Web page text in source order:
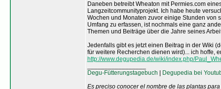
Daneben betreibt Wheaton mit Permies.com
Langzeitcommunityprojekt. Ich habe heute
Wochen und Monaten zuvor einige Stunden von
Umfang zu erfassen, ist nochmals eine ganz
Themen und Beiträge über die Jahre seines
Jedenfalls gibt es jetzt einen Beitrag in der Wiki
für weitere Recherchen dienen wird)... ich hoffe,
http://www.degupedia.de/wiki/index.php/
Degu-Fütterungstagebuch
Degupedia bei
Es preciso conocer el nombre de las plantas